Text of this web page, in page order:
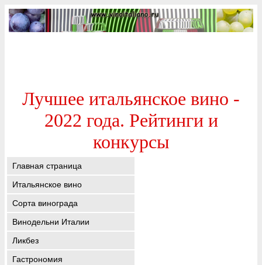
Лучшее итальянское вино -
2022 года. Рейтинги и
конкурсы
Главная страница
Итальянское вино
Сорта винограда
Винодельни Италии
Ликбез
Гастрономия